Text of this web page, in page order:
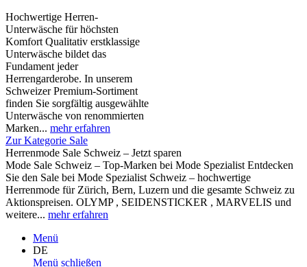
Hochwertige Herren-
Unterwäsche für höchsten
Komfort Qualitativ erstklassige
Unterwäsche bildet das
Fundament jeder
Herrengarderobe. In unserem
Schweizer Premium-Sortiment
finden Sie sorgfältig ausgewählte
Unterwäsche von renommierten
Marken... mehr erfahren
Zur Kategorie Sale
Herrenmode Sale Schweiz – Jetzt sparen
Mode Sale Schweiz – Top-Marken bei Mode Spezialist Entdecken
Sie den Sale bei Mode Spezialist Schweiz – hochwertige
Herrenmode für Zürich, Bern, Luzern und die gesamte Schweiz zu
Aktionspreisen. OLYMP , SEIDENSTICKER , MARVELIS und
weitere... mehr erfahren
Menü
DE
Menü schließen